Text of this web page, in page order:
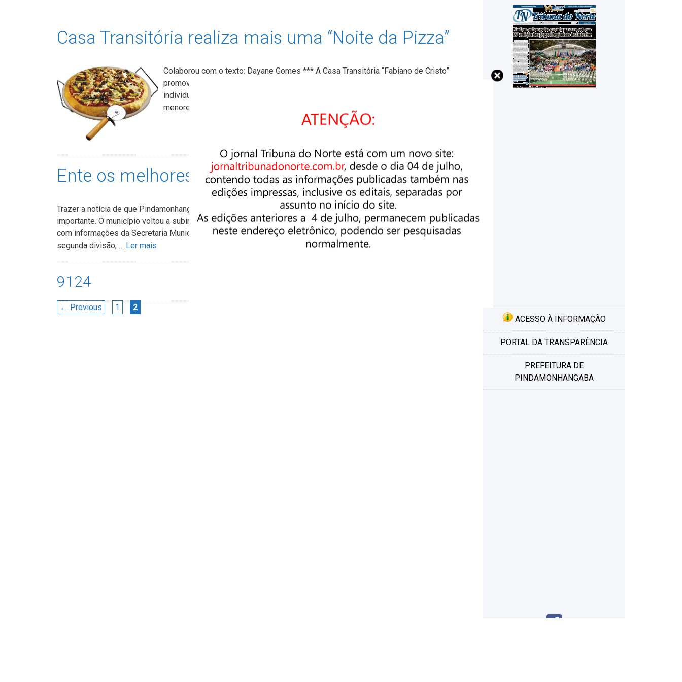
Casa Transitória realiza mais uma “Noite da Pizza”
Colaborou com o texto: Dayane Gomes *** A Casa Transitória “Fabiano de Cristo”
promoverá um rodízio de pizza no dia 11 de agosto, a partir das 20 horas. O valor
individual para degustação à vontade será de R$18,90, com exceção de crianças
menores de cinco anos, que poderão comer de graça, e as de seis …
Ente os melhores
Trazer a notícia de que Pindamonhangaba está entre as melhores equipes esportivas da região é um marco
importante. O município voltou a subir ao pódio depois de alguns anos sem colocações expressivas. De acordo
com informações da Secretaria Municipal de Esportes, em 2013, Pinda ficou em nono lugar; em 2014, caiu para a
segunda divisão; … Ler mais
9124
Navegação
← Previous Page
1 Page
2
ACESSO À INFORMAÇÃO
PORTAL DA TRANSPARÊNCIA
PREFEITURA DE
PINDAMONHANGABA